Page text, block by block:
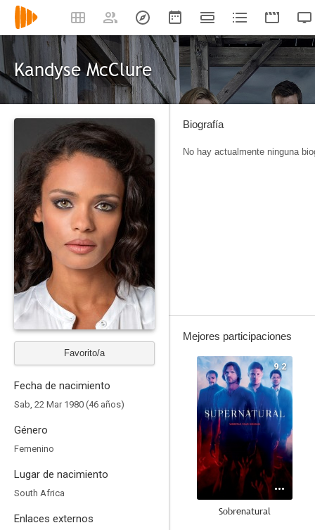
Kandyse McClure
Favorito/a
Fecha de nacimiento
Sab, 22 Mar 1980 (46 años)
Género
Femenino
Lugar de nacimiento
South Africa
Enlaces externos
Biografía
No hay actualmente ninguna
Mejores participaciones
9.2
Sobrenatural